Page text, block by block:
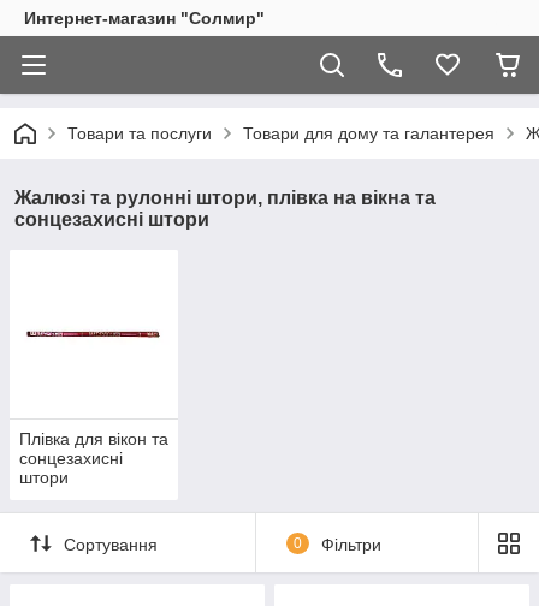
Интернет-магазин "Солмир"
Товари та послуги Товари для дому та галантерея
Жалюзі та рулонні штори, плівка на вікна та
сонцезахисні штори
Плівка для вікон та
сонцезахисні
штори
Сортування 0 Фільтри